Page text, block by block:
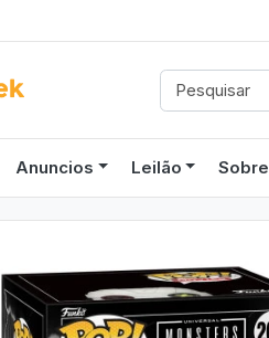
Anuncios Leilão Sobre